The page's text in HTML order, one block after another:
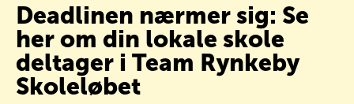
Deadlinen nærmer sig: Se
her om din lokale skole
deltager i Team Rynkeby
Skoleløbet